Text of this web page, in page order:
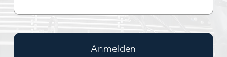
Anmelden